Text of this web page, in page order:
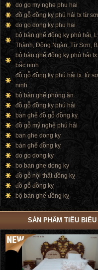
Tủ đứng
do go my nghe phu hai
đồ gỗ đồng kỵ phú hải tx từ
do go dong ky phu hai
bộ bàn ghế đồng kỵ phú hải,
Thành, Đông Ngàn, Từ Sơn,
bộ bàn ghế đồng kỵ phú hải
bắc ninh
đồ gỗ đồng kỵ phú hải tx. từ
ninh
bộ bàn ghế phòng ăn
đồ gỗ đồng kỵ phú hải
bàn ghế đồ gỗ đồng kỵ
đồ gỗ mỹ nghệ phú hải
ban ghe dong ky
bàn ghế đồng kỵ
do go dong ky
bo ban ghe dong ky
đồ gỗ nội thất đồng kỵ
đồ gỗ đồng kỵ
bộ bàn ghế đồng kỵ
SẢN PHẨM TIÊU BIỂU